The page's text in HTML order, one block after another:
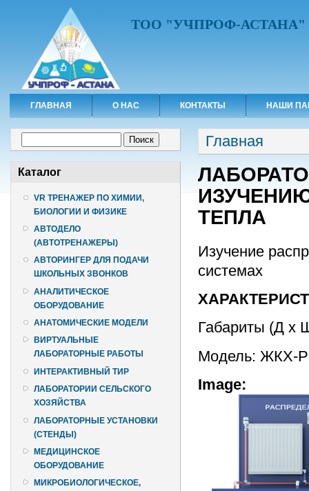
ТОО "УЧПРОФ-АСТАНА"
ГЛАВНАЯ О НАС КОНТАКТЫ НАШИ
Каталог
VR ТРЕНАЖЕР ПО ХИМИИ,
БИОЛОГИИ И ФИЗИКЕ
АВТОДЕЛО
(АВТОТРЕНАЖЕРЫ)
АВТОРИНГЕР ДЛЯ ПОДАЧИ
ШКОЛЬНЫХ ЗВОНКОВ
АНАЛИТИЧЕСКОЕ
ОБОРУДОВАНИЕ
АНАТОМИЧЕСКИЕ МОДЕЛИ
ВИРТУАЛЬНЫЕ
ЛАБОРАТОРНЫЕ РАБОТЫ
ИНТЕРАКТИВНЫЙ ТИР
ЛАБОРАТОРИИ СЕЛЬСКОГО
ХОЗЯЙСТВА
ЛАБОРАТОРНЫЕ УСТАНОВКИ
(СТЕНДЫ)
МЕДИЦИНСКОЕ
ОБОРУДОВАНИЕ
МИКРОБИОЛОГИЧЕСКОЕ,
Вы здесь
Главная
ТЕПЛА
Изучение
системах
Габариты (Д х
Модель: ЖКХ-
Image: